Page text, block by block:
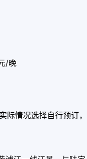
/晚
际情况选择自行预订，